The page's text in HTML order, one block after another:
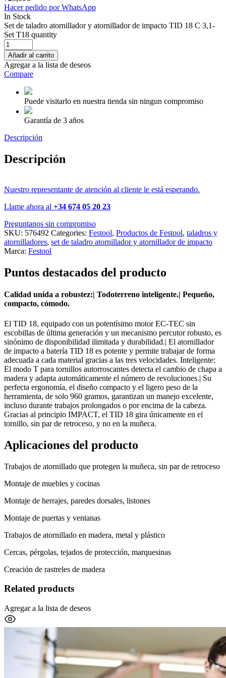
Hacer pedido por WhatsApp
In Stock
Set de taladro atornillador y atornillador de impacto TID 18 C 3,1-
Set T18 quantity
Añadir al carrito
Agregar a la lista de deseos
Compare
Puede visitarlo en nuestra tienda sin ningun compromiso
Garantía de 3 años
Descripción
Descripción
Nuestro representante de atención al cliente le está esperando.
Llame ahora al +34 674 05 20 23
Preguntanos sin compromiso
SKU: 576492 Categories: Festool, Productos de Festool, taladros y
atornilladores, set de taladro atornillador y atornillador de impacto
Marca: Festool
Puntos destacados del producto
Calidad unida a robustez:| Todoterreno inteligente.| Pequeño,
compacto, cómodo.
El TID 18, equipado con un potentísimo motor EC-TEC sin
escobillas de última generación y un mecanismo percutor robusto, es
sinónimo de disponibilidad ilimitada y durabilidad.| El atornillador
de impacto a batería TID 18 es potente y permite trabajar de forma
adecuada a cada material gracias a las tres velocidades. Inteligente:
El modo T para tornillos autorroscantes detecta el cambio de chapa a
madera y adapta automáticamente el número de revoluciones.| Su
perfecta ergonomía, el diseño compacto y el ligero peso de la
herramienta, de solo 960 gramos, garantizan un manejo excelente,
incluso durante trabajos prolongados o por encima de la cabeza.
Gracias al principio IMPACT, el TID 18 gira únicamente en el
tornillo, sin par de retroceso, y no en la muñeca.
Aplicaciones del producto
Trabajos de atornillado que protegen la muñeca, sin par de retroceso
Montaje de muebles y cocinas
Montaje de herrajes, paredes dorsales, listones
Montaje de puertas y ventanas
Trabajos de atornillado en madera, metal y plástico
Cercas, pérgolas, tejados de protección, marquesinas
Creación de rastreles de madera
Related products
Agregar a la lista de deseos